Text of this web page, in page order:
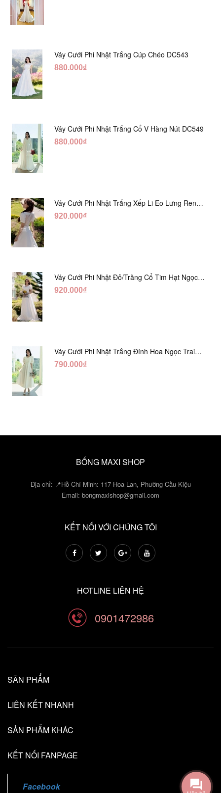
Váy Cưới Phi Nhật Trắng Cúp Chéo DC543
880.000₫
Váy Cưới Phi Nhật Trắng Cổ V Hàng Nút DC549
880.000₫
Váy Cưới Phi Nhật Trắng Xếp Li Eo Lưng Ren
DC547
920.000₫
Váy Cưới Phi Nhật Đỏ/Trăng Cổ Tim Hạt Ngọc
DC548
920.000₫
Váy Cưới Phi Nhật Trắng Đính Hoa Ngọc Trai
Lửng DC465
790.000₫
BỐNG MAXI SHOP
Địa chỉ: 📍Hồ Chí Minh: 117 Hoa Lan, Phường Cầu Kiệu
Email: bongmaxishop@gmail.com
KẾT NỐI VỚI CHÚNG TÔI
HOTLINE LIÊN HỆ
0901472986
SẢN PHẨM
LIÊN KẾT NHANH
SẢN PHẨM KHÁC
KẾT NỐI FANPAGE